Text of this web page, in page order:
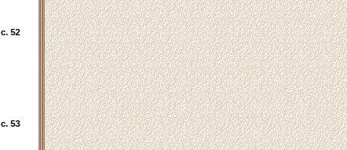
c. 52
c. 53